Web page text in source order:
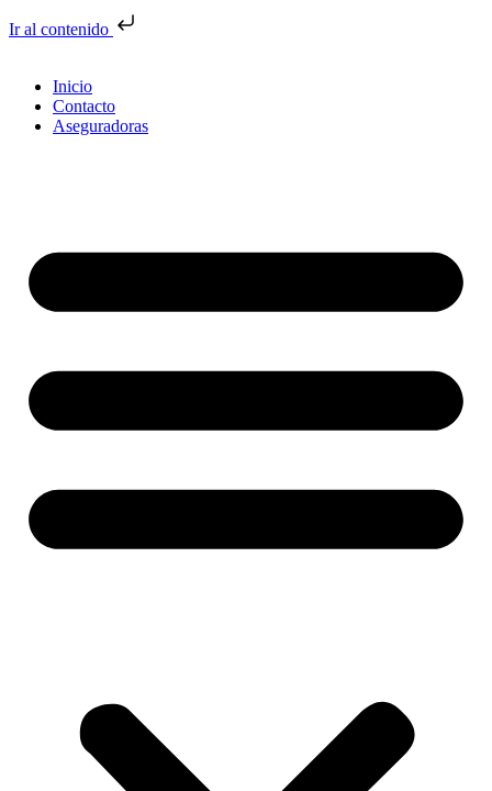
Ir al contenido
Inicio
Contacto
Aseguradoras